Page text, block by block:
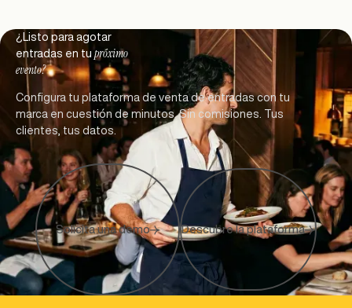
Footer
¿Listo para agotar
entradas en tu próximo
evento?
Configura tu plataforma de venta de entradas con tu
marca en cuestión de minutos. Sin comisiones. Tus
clientes, tus datos.
Solicita una demo Descubre la plataforma